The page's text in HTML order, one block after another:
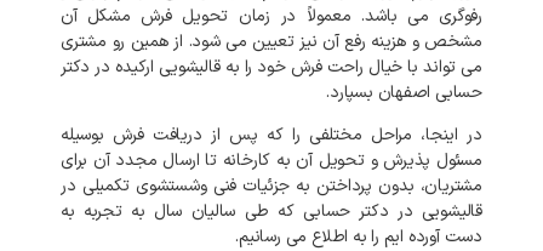
رفوگری می باشد. معمولاً در زمان تحویل فرش مشکل آن
مشخص و هزینه رفع آن نیز تعیین می شود. از همین رو مشتری
می تواند با خیال راحت فرش خود را به قالیشویی ارکیده در دکتر
حسابی اصفهان بسپارد.
در اینجا، مراحل مختلفی را که پس از دریافت فرش بوسیله
مسئول پذیرش و تحویل آن به کارخانه تا ارسال مجدد آن برای
مشتریان، بدون پرداختن به جزئیات فنی وشستشوی تکمیلی در
قالیشویی در دکتر حسابی که طی سالیان سال به تجربه به
دست آورده ایم را به اطلاع می رسانیم.